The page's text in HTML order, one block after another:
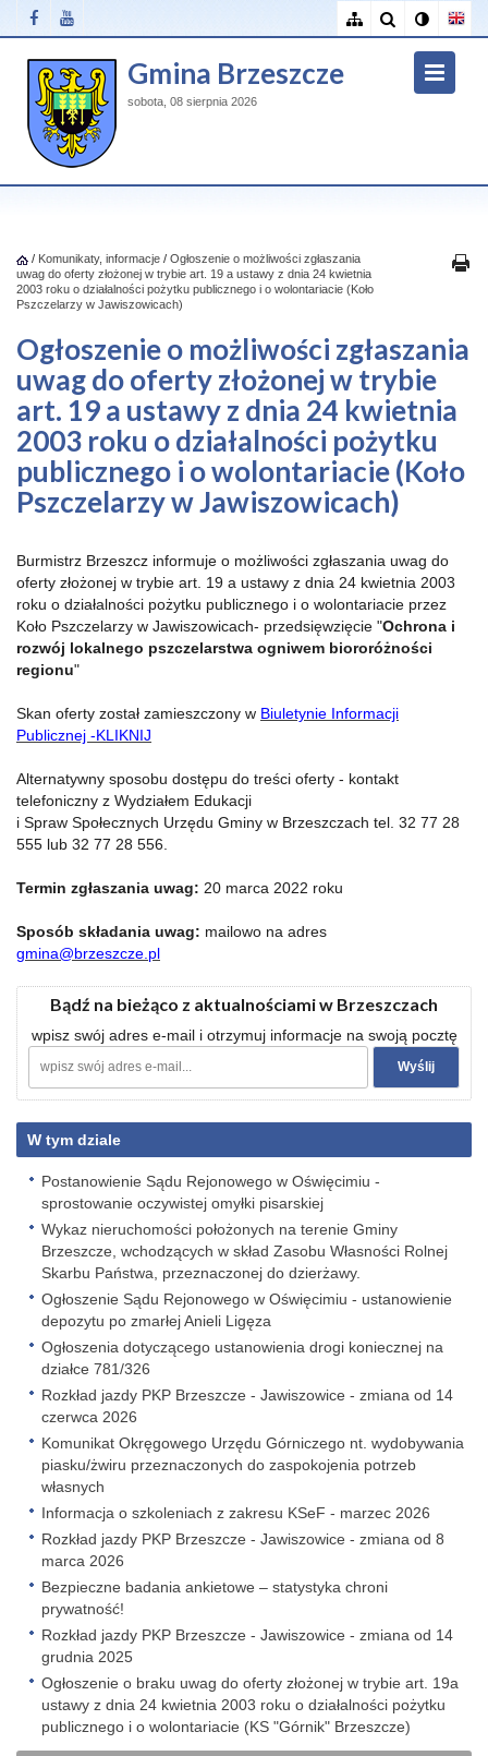
Gmina Brzeszcze
sobota, 08 sierpnia 2026
/ Komunikaty, informacje / Ogłoszenie o możliwości zgłaszania
uwag do oferty złożonej w trybie art. 19 a ustawy z dnia 24 kwietnia
2003 roku o działalności pożytku publicznego i o wolontariacie (Koło
Pszczelarzy w Jawiszowicach)
Ogłoszenie o możliwości zgłaszania
uwag do oferty złożonej w trybie
art. 19 a ustawy z dnia 24 kwietnia
2003 roku o działalności pożytku
publicznego i o wolontariacie (Koło
Pszczelarzy w Jawiszowicach)
Burmistrz Brzeszcz informuje o możliwości zgłaszania uwag do
oferty złożonej w trybie art. 19 a ustawy z dnia 24 kwietnia 2003
roku o działalności pożytku publicznego i o wolontariacie przez
Koło Pszczelarzy w Jawiszowicach- przedsięwzięcie "Ochrona i
rozwój lokalnego pszczelarstwa ogniwem biororóżności
regionu"
Skan oferty został zamieszczony w Biuletynie Informacji
Publicznej -KLIKNIJ
Alternatywny sposobu dostępu do treści oferty - kontakt
telefoniczny z Wydziałem Edukacji
i Spraw Społecznych Urzędu Gminy w Brzeszczach tel. 32 77 28
555 lub 32 77 28 556.
Termin zgłaszania uwag: 20 marca 2022 roku
Sposób składania uwag: mailowo na adres
gmina@brzeszcze.pl
Bądź na bieżąco z aktualnościami w Brzeszczach
wpisz swój adres e-mail i otrzymuj informacje na swoją pocztę
W tym dziale
Postanowienie Sądu Rejonowego w Oświęcimiu -
sprostowanie oczywistej omyłki pisarskiej
Wykaz nieruchomości położonych na terenie Gminy
Brzeszcze, wchodzących w skład Zasobu Własności Rolnej
Skarbu Państwa, przeznaczonej do dzierżawy.
Ogłoszenie Sądu Rejonowego w Oświęcimiu - ustanowienie
depozytu po zmarłej Anieli Ligęza
Ogłoszenia dotyczącego ustanowienia drogi koniecznej na
działce 781/326
Rozkład jazdy PKP Brzeszcze - Jawiszowice - zmiana od 14
czerwca 2026
Komunikat Okręgowego Urzędu Górniczego nt. wydobywania
piasku/żwiru przeznaczonych do zaspokojenia potrzeb
własnych
Informacja o szkoleniach z zakresu KSeF - marzec 2026
Rozkład jazdy PKP Brzeszcze - Jawiszowice - zmiana od 8
marca 2026
Bezpieczne badania ankietowe – statystyka chroni
prywatność!
Rozkład jazdy PKP Brzeszcze - Jawiszowice - zmiana od 14
grudnia 2025
Ogłoszenie o braku uwag do oferty złożonej w trybie art. 19a
ustawy z dnia 24 kwietnia 2003 roku o działalności pożytku
publicznego i o wolontariacie (KS "Górnik" Brzeszcze)